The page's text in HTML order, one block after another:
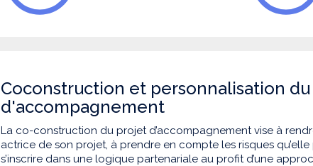
Coconstruction et personnalisation
d'accompagnement
La co-construction du projet d’accompagnement vise à
actrice de son projet, à prendre en compte les risques
s’inscrire dans une logique partenariale au profit d’une